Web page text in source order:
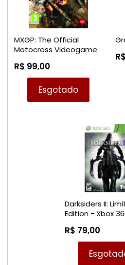
MXGP: The Official
Motocross Videogame
R$ 99,00
Esgotado
Darksiders II:
Edition - Xbox
R$ 79,00